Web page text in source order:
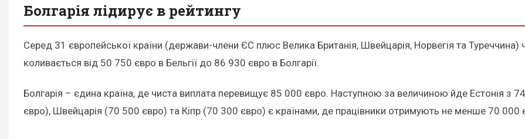
Болгарія лідирує в рейтингу
Серед 31 європейської країни (держави-члени ЄС плюс Велика Британія, Швейцарія, Норвегія та
коливається від 50 750 євро в Бельгії до 86 930 євро в Болгарії.
Болгарія – єдина країна, де чиста виплата перевищує 85 000 євро. Наступною за величиною йде Естонія з
євро), Швейцарія (70 500 євро) та Кіпр (70 300 євро) є країнами, де працівники отримують не менше 70 000